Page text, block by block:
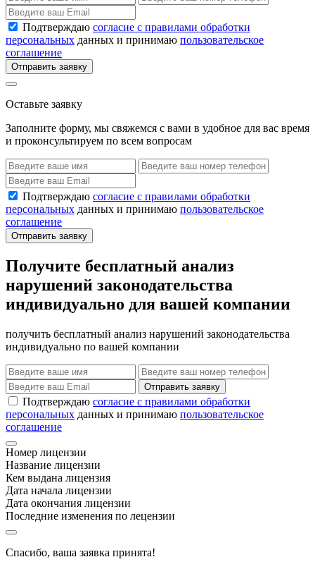
Подтверждаю согласие с правилами обработки
персональных данных и принимаю пользовательское
соглашение
Отправить заявку
Оставьте заявку
Заполните форму, мы свяжемся с вами в удобное для вас время
и проконсультируем по всем вопросам
Подтверждаю согласие с правилами обработки
персональных данных и принимаю пользовательское
соглашение
Отправить заявку
Получите бесплатный анализ
нарушений законодательства
индивидуально для вашей компании
получить бесплатный анализ нарушений законодательства
индивидуально по вашей компании
Отправить заявку
Подтверждаю согласие с правилами обработки
персональных данных и принимаю пользовательское
соглашение
Номер лицензии
Название лицензии
Кем выдана лицензия
Дата начала лицензии
Дата окончания лицензии
Последние изменения по лецензии
Спасибо, ваша заявка принята!